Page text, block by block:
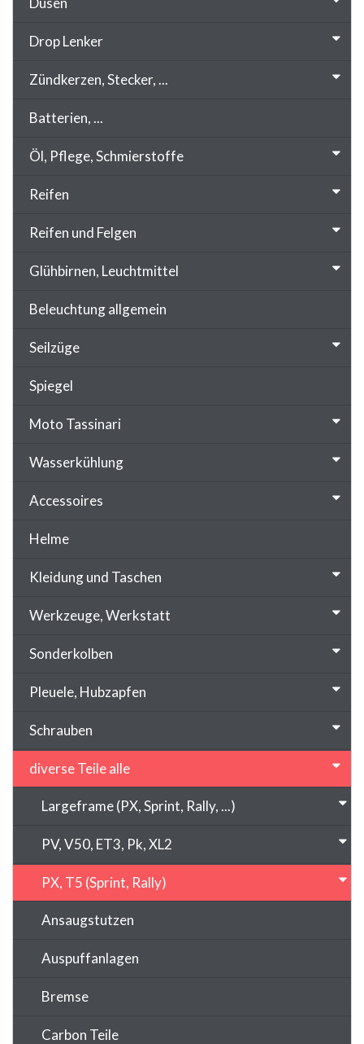
Drop Lenker
Zündkerzen, Stecker, ...
Batterien, ...
Öl, Pflege, Schmierstoffe
Reifen
Reifen und Felgen
Glühbirnen, Leuchtmittel
Beleuchtung allgemein
Seilzüge
Spiegel
Moto Tassinari
Wasserkühlung
Accessoires
Helme
Kleidung und Taschen
Werkzeuge, Werkstatt
Sonderkolben
Pleuele, Hubzapfen
Schrauben
diverse Teile alle
Largeframe (PX, Sprint, Rally, ...)
PV, V50, ET3, Pk, XL2
PX, T5 (Sprint, Rally)
Ansaugstutzen
Auspuffanlagen
Bremse
Carbon Teile